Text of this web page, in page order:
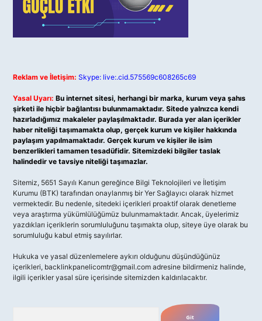
Reklam ve İletişim: Skype: live:.cid.575569c608265c69
Yasal Uyarı: Bu internet sitesi, herhangi bir marka, kurum veya şahıs
şirketi ile hiçbir bağlantısı bulunmamaktadır. Sitede yalnızca kendi
hazırladığımız makaleler paylaşılmaktadır. Burada yer alan içerikler
haber niteliği taşımamakta olup, gerçek kurum ve kişiler hakkında
paylaşım yapılmamaktadır. Gerçek kurum ve kişiler ile isim
benzerlikleri tamamen tesadüfidir. Sitemizdeki bilgiler taslak
halindedir ve tavsiye niteliği taşımazlar.
Sitemiz, 5651 Sayılı Kanun gereğince Bilgi Teknolojileri ve İletişim
Kurumu (BTK) tarafından onaylanmış bir Yer Sağlayıcı olarak hizmet
vermektedir. Bu nedenle, sitedeki içerikleri proaktif olarak denetleme
veya araştırma yükümlülüğümüz bulunmamaktadır. Ancak, üyelerimiz
yazdıkları içeriklerin sorumluluğunu taşımakta olup, siteye üye olarak bu
sorumluluğu kabul etmiş sayılırlar.
Hukuka ve yasal düzenlemelere aykırı olduğunu düşündüğünüz
içerikleri, backlinkpanelicomtr@gmail.com adresine bildirmeniz halinde,
ilgili içerikler yasal süre içerisinde sitemizden kaldırılacaktır.